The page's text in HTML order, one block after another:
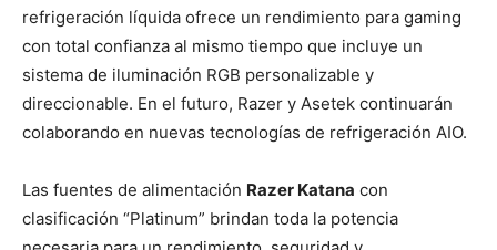
refrigeración líquida ofrece un rendimiento para gaming
con total confianza al mismo tiempo que incluye un
sistema de iluminación RGB personalizable y
direccionable. En el futuro, Razer y Asetek continuarán
colaborando en nuevas tecnologías de refrigeración AIO.
Las fuentes de alimentación Razer Katana con
clasificación “Platinum” brindan toda la potencia